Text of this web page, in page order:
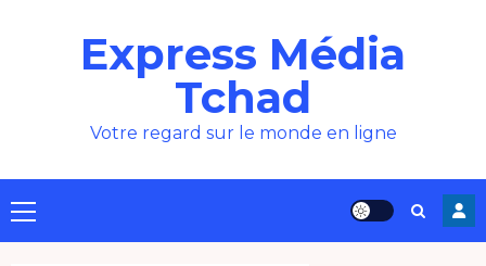
Express Média
Tchad
Votre regard sur le monde en ligne
Menu
principal